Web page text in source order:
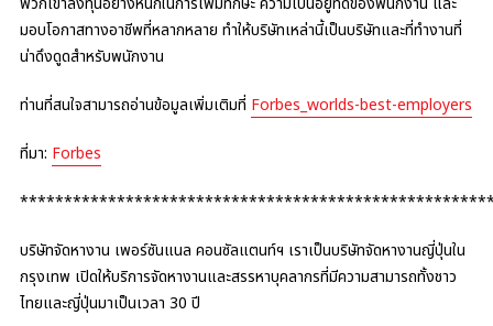
มอบโอกาสทางอาชีพที่หลากหลาย ทำให้บริษัทเหล่านี้เป็นบริษัทและที่ทำงานที่
น่าดึงดูดสำหรับพนักงาน
ท่านที่สนใจสามารถอ่านข้อมูลเพิ่มเติมที่ Forbes_worlds-best-employers
ที่มา: Forbes
บริษัทจัดหางาน เพอร์ซันแนล คอนซัลแตนท์ฯ เราเป็นบริษัทจัดหางานญี่ปุ่นใน
กรุงเทพ เปิดให้บริการจัดหางานและสรรหาบุคลากรที่มีความสามารถทั้งชาว
ไทยและญี่ปุ่นมาเป็นเวลา 30 ปี